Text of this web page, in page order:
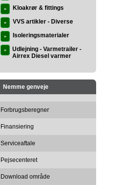
» Kloakrør & fittings
» VVS artikler - Diverse
» Isoleringsmaterialer
»
Udlejning - Varmetrailer -
Airrex Diesel varmer
Nemme genveje
Forbrugsberegner
Finansiering
Serviceaftale
Pejsecenteret
Download område